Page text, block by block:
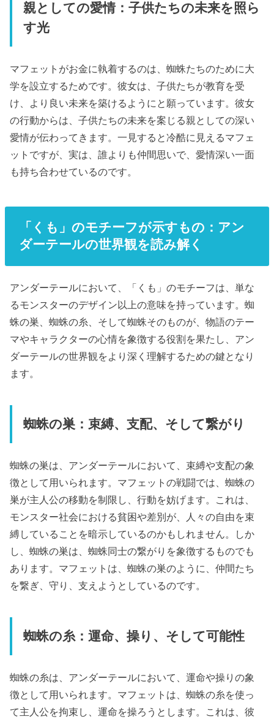
親としての愛情：子供たちの未来を照ら
す光
マフェットがお金に執着するのは、蜘蛛たちのために大
学を設立するためです。彼女は、子供たちが教育を受
け、より良い未来を築けるようにと願っています。彼女
の行動からは、子供たちの未来を案じる親としての深い
愛情が伝わってきます。一見すると冷酷に見えるマフェ
ットですが、実は、誰よりも仲間思いで、愛情深い一面
も持ち合わせているのです。
「くも」のモチーフが示すもの：アン
ダーテールの世界観を読み解く
アンダーテールにおいて、「くも」のモチーフは、単な
るモンスターのデザイン以上の意味を持っています。蜘
蛛の巣、蜘蛛の糸、そして蜘蛛そのものが、物語のテー
マやキャラクターの心情を象徴する役割を果たし、アン
ダーテールの世界観をより深く理解するための鍵となり
ます。
蜘蛛の巣：束縛、支配、そして繋がり
蜘蛛の巣は、アンダーテールにおいて、束縛や支配の象
徴として用いられます。マフェットの戦闘では、蜘蛛の
巣が主人公の移動を制限し、行動を妨げます。これは、
モンスター社会における貧困や差別が、人々の自由を束
縛していることを暗示しているのかもしれません。しか
し、蜘蛛の巣は、蜘蛛同士の繋がりを象徴するものでも
あります。マフェットは、蜘蛛の巣のように、仲間たち
を繋ぎ、守り、支えようとしているのです。
蜘蛛の糸：運命、操り、そして可能性
蜘蛛の糸は、アンダーテールにおいて、運命や操りの象
徴として用いられます。マフェットは、蜘蛛の糸を使っ
て主人公を拘束し、運命を操ろうとします。これは、彼